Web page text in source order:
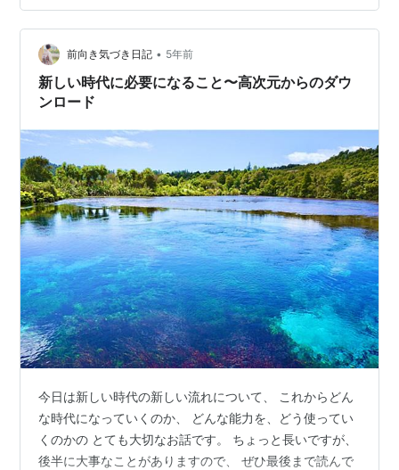
分に本来備わっ…
前向き気づき日記 • 5年前
新しい時代に必要になること〜高次元からのダウ
ンロード
今日は新しい時代の新しい流れについて、 これからどん
な時代になっていくのか、 どんな能力を、どう使ってい
くのかの とても大切なお話です。 ちょっと長いですが、
後半に大事なことがありますので、 ぜひ最後まで読んで